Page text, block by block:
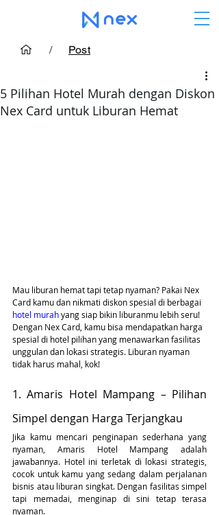
/ Post
5 Pilihan Hotel Murah dengan Diskon
Nex Card untuk Liburan Hemat
Mau liburan hemat tapi tetap nyaman? Pakai Nex
Card kamu dan nikmati diskon spesial di berbagai
hotel murah yang siap bikin liburanmu lebih seru!
Dengan Nex Card, kamu bisa mendapatkan harga
spesial di hotel pilihan yang menawarkan fasilitas
unggulan dan lokasi strategis. Liburan nyaman
tidak harus mahal, kok!
1. Amaris Hotel Mampang – Pilihan
Simpel dengan Harga Terjangkau
Jika kamu mencari penginapan sederhana yang
nyaman, Amaris Hotel Mampang adalah
jawabannya. Hotel ini terletak di lokasi strategis,
cocok untuk kamu yang sedang dalam perjalanan
bisnis atau liburan singkat. Dengan fasilitas simpel
tapi memadai, menginap di sini tetap terasa
nyaman.